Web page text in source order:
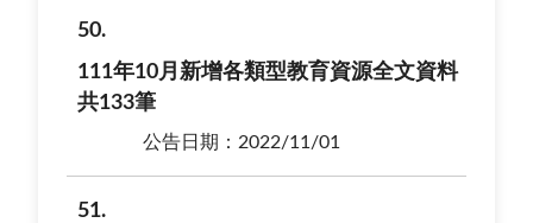
50
111年10月新增各類型教育資源全文資料
共133筆
公告日期：2022/11/01
51